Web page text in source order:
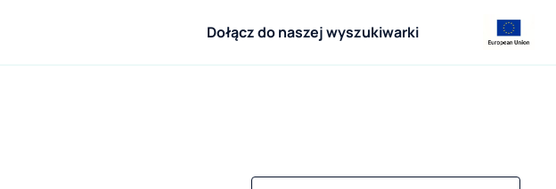
Dołącz do naszej wyszukiwarki